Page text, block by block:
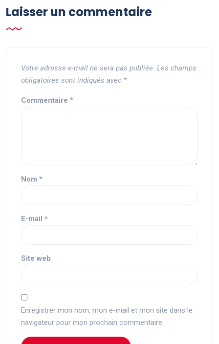
Laisser un commentaire
Votre adresse e-mail ne sera pas publiée. Les champs
obligatoires sont indiqués avec *
Commentaire *
Nom *
E-mail *
Site web
Enregistrer mon nom, mon e-mail et mon site dans le
navigateur pour mon prochain commentaire.